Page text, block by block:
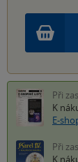
Při
K
E-
Při